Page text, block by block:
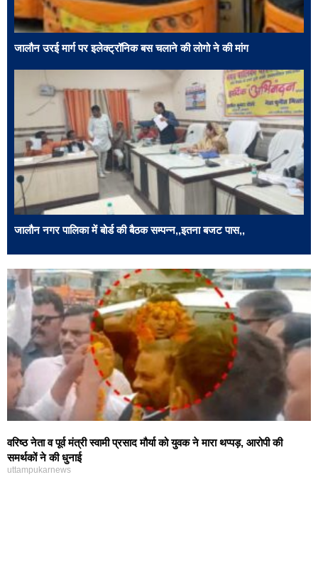
जालौन उरई मार्ग पर इलेक्ट्रॉनिक बस चलाने की लोगो ने की मांग
जालौन नगर पालिका में बोर्ड की बैठक सम्पन्न,,इतना बजट पास,,
वरिष्ठ नेता व पूर्व मंत्री स्वामी प्रसाद मौर्या को युवक ने मारा थप्पड़, आरोपी की
समर्थकों ने की धुनाई
uttampukarnews